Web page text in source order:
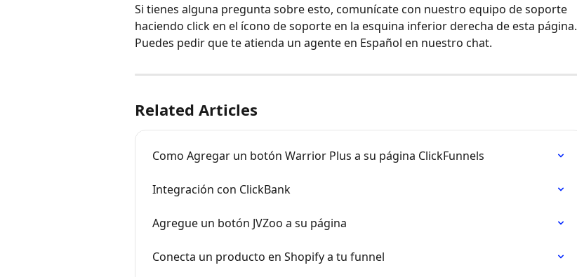
Si tienes alguna pregunta sobre esto, comunícate con nuestro equipo de soporte
haciendo click en el ícono de soporte en la esquina inferior derecha de esta página.
Puedes pedir que te atienda un agente en Español en nuestro chat.
Related Articles
Como Agregar un botón Warrior Plus a su página ClickFunnels
Integración con ClickBank
Agregue un botón JVZoo a su página
Conecta un producto en Shopify a tu funnel